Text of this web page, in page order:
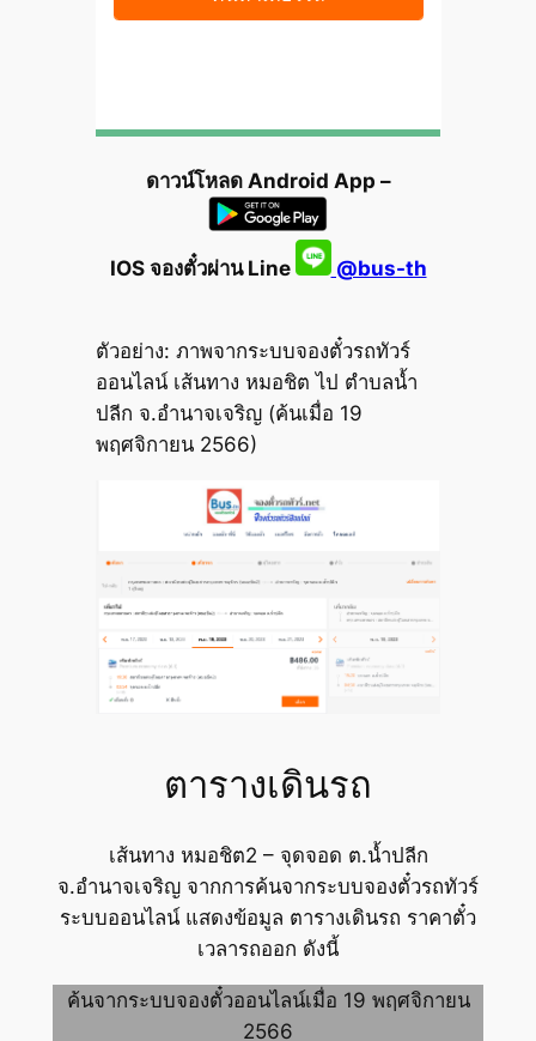
ดาวน์โหลด Android App –
IOS จองตั๋วผ่าน Line @bus-th
ตัวอย่าง: ภาพจากระบบจองตั๋วรถทัวร์
ออนไลน์ เส้นทาง หมอชิต ไป ตำบลน้ำ
ปลีก จ.อำนาจเจริญ (ค้นเมื่อ 19
พฤศจิกายน 2566)
ตารางเดินรถ
เส้นทาง หมอชิต2 – จุดจอด ต.น้ำปลีก
จ.อำนาจเจริญ จากการค้นจากระบบจองตั๋วรถทัวร์
ระบบออนไลน์ แสดงข้อมูล ตารางเดินรถ ราคาตั๋ว
เวลารถออก ดังนี้
ค้นจากระบบจองตั๋วออนไลน์เมื่อ 19 พฤศจิกายน
2566